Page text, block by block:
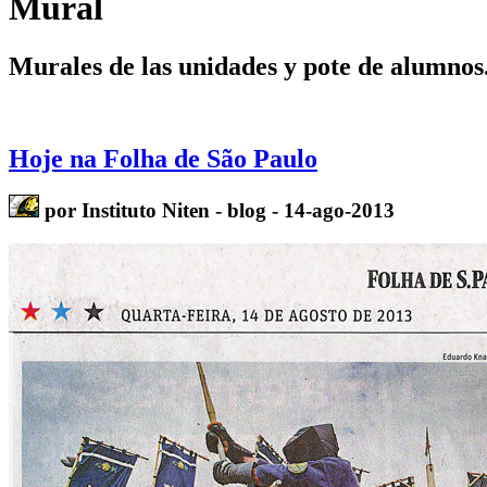
Mural
Murales de las unidades y pote de
Hoje na Folha de São Paulo
por Instituto Niten - blog - 14-ago-2013